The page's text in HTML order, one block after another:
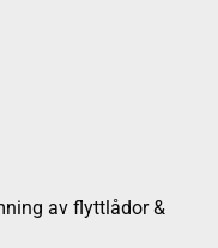
av flyttlådor &